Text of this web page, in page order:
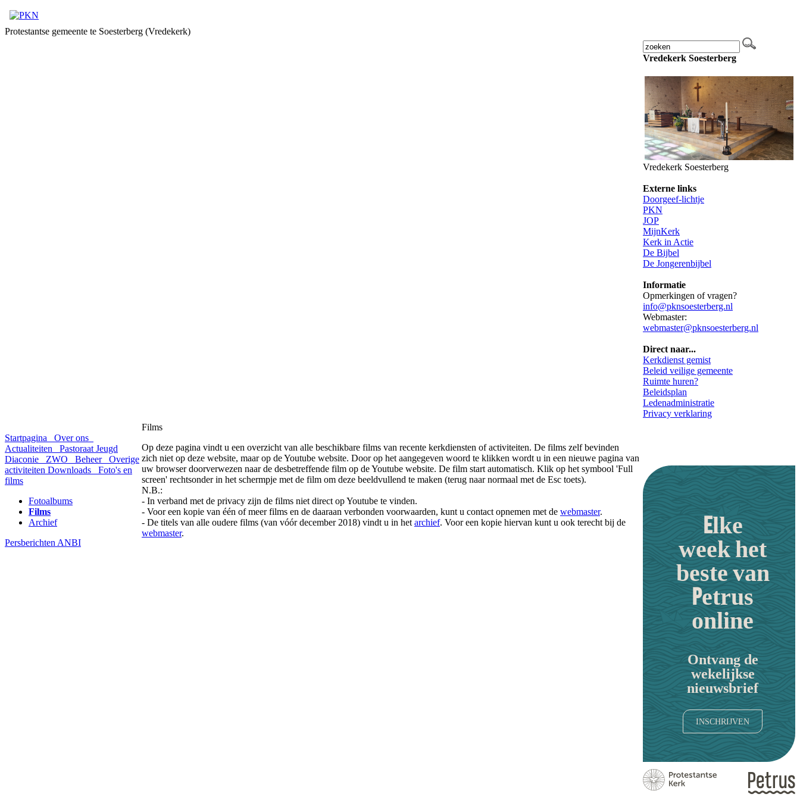
Protestantse gemeente te Soesterberg (Vredekerk)
Startpagina
Over ons
Actualiteiten
Pastoraat Jeugd
Diaconie
ZWO Beheer
Overige
activiteiten Downloads
Foto's en
films
Fotoalbums
Films
Archief
Persberichten ANBI
Films
Op deze pagina vindt u een overzicht van alle beschikbare films van recente kerkdiensten of activiteiten. De films zelf bevinden
zich niet op deze website, maar op de Youtube website. Door op het aangegeven woord te klikken wordt u in een nieuwe pagina van
uw browser doorverwezen naar de desbetreffende film op de Youtube website. De film start automatisch. Klik op het symbool 'Full
screen' rechtsonder in het schermpje met de film om deze beeldvullend te maken (terug naar normaal met de Esc toets).
N.B.:
- In verband met de privacy zijn de films niet direct op Youtube te vinden.
- Voor een kopie van één of meer films en de daaraan verbonden voorwaarden, kunt u contact opnemen met de webmaster.
- De titels van alle oudere films (van vóór december 2018) vindt u in het archief. Voor een kopie hiervan kunt u ook terecht bij de
webmaster.
Vredekerk Soesterberg
Vredekerk Soesterberg
Externe links
Doorgeef-lichtje
PKN
JOP
MijnKerk
Kerk in Actie
De Bijbel
De Jongerenbijbel
Informatie
Opmerkingen of vragen?
info@pknsoesterberg.nl
Webmaster:
webmaster@pknsoesterberg.nl
Direct naar...
Kerkdienst gemist
Beleid veilige gemeente
Ruimte huren?
Beleidsplan
Ledenadministratie
Privacy verklaring
Elke
week het
beste van
Petrus
online
Ontvang de
wekelijkse
nieuwsbrief
INSCHRIJVEN